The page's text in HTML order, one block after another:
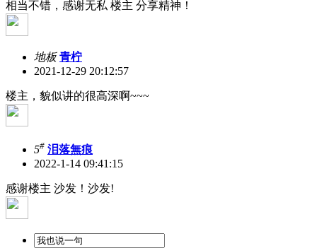
相当不错，感谢无私 楼主 分享精神！
地板 青柠
2021-12-29 20:12:57
楼主，貌似讲的很高深啊~~~
5# 泪落無痕
2022-1-14 09:41:15
感谢楼主 沙发！沙发!